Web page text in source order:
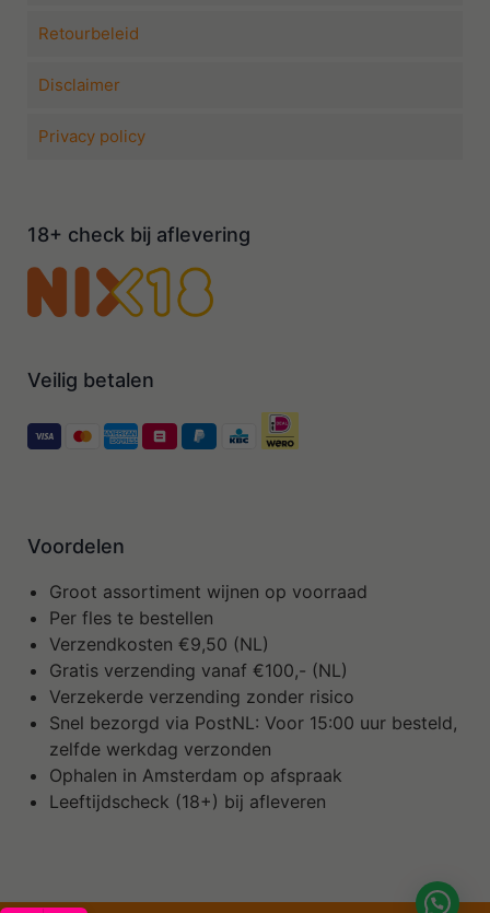
Retourbeleid
Disclaimer
Privacy policy
18+ check bij aflevering
Veilig betalen
Voordelen
Groot assortiment wijnen op voorraad
Per fles te bestellen
Verzendkosten €9,50 (NL)
Gratis verzending vanaf €100,- (NL)
Verzekerde verzending zonder risico
Snel bezorgd via PostNL: Voor 15:00 uur besteld,
zelfde werkdag verzonden
Ophalen in Amsterdam op afspraak
Leeftijdscheck (18+) bij afleveren